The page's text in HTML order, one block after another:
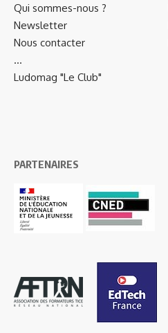
Qui sommes-nous ?
Newsletter
Nous contacter
…
Ludomag "Le Club"
PARTENAIRES